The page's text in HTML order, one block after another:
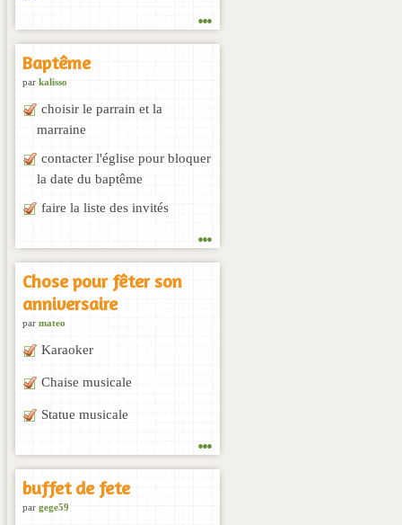
...
Baptême
par kalisso
choisir le parrain et la
marraine
contacter l'église pour bloquer
la date du baptême
faire la liste des invités
...
Chose pour fêter son
anniversaire
par mateo
Karaoker
Chaise musicale
Statue musicale
...
buffet de fete
par gege59